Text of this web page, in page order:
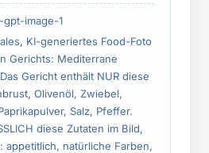
gpt-image-1
KI-generiertes Food-Foto
Gerichts: Mediterrane
Gericht enthält NUR diese
Olivenöl, Zwiebel,
Salz, Pfeffer.
diese Zutaten im Bild,
appetitlich, natürliche Farben,